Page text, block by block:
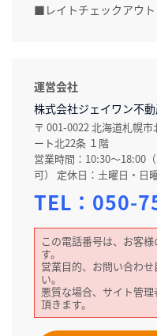
■レイトチェックアウト
運営会社
株式会社ジェイワン不
〒 001-0022 北海道札幌
ート北22条 １階
営業時間：10:30～18:00
可） 定休日：土曜日・日
TEL： 050-
この電話番号は、お客
す。
営業目的、お問い合わ
い。
悪質な場合、サイト管
頂きます。